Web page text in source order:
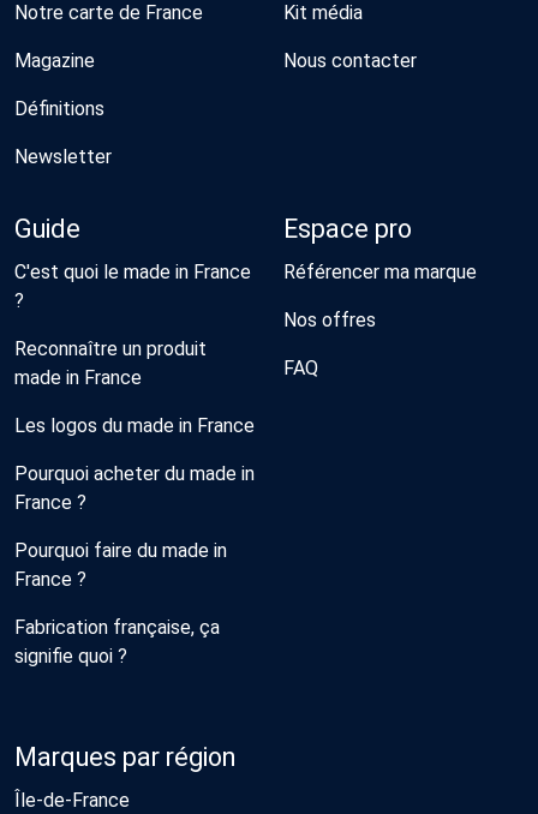
Notre carte de France
Magazine
Définitions
Newsletter
Kit média
Nous contacter
Guide
C'est quoi le made in France
?
Reconnaître un produit
made in France
Les logos du made in France
Pourquoi acheter du made in
France ?
Pourquoi faire du made in
France ?
Fabrication française, ça
signifie quoi ?
Espace pro
Référencer ma marque
Nos offres
FAQ
Marques par région
Île-de-France